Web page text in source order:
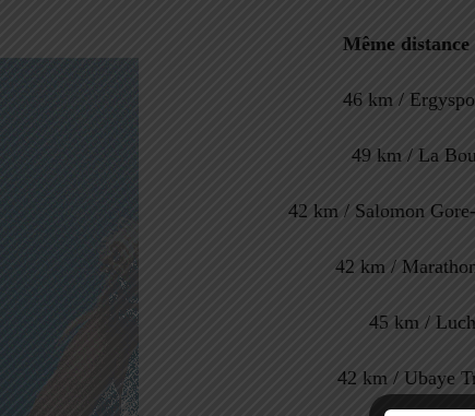
Même
46 km /
49 km / La
42 km / Salomon
42 km /
45 km /
42 km / Ubaye